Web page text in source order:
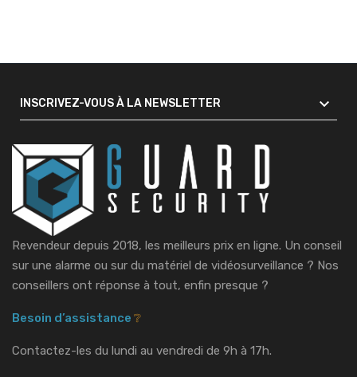
INSCRIVEZ-VOUS À LA NEWSLETTER 
Revendeur depuis 2018, les meilleurs prix en ligne. Un conseil
sur une alarme ou sur du matériel de vidéosurveillance ? Nos
conseillers ont réponse à tout, enfin presque ?
Besoin d’assistance ❔
Contactez-les du lundi au vendredi de 9h à 17h.